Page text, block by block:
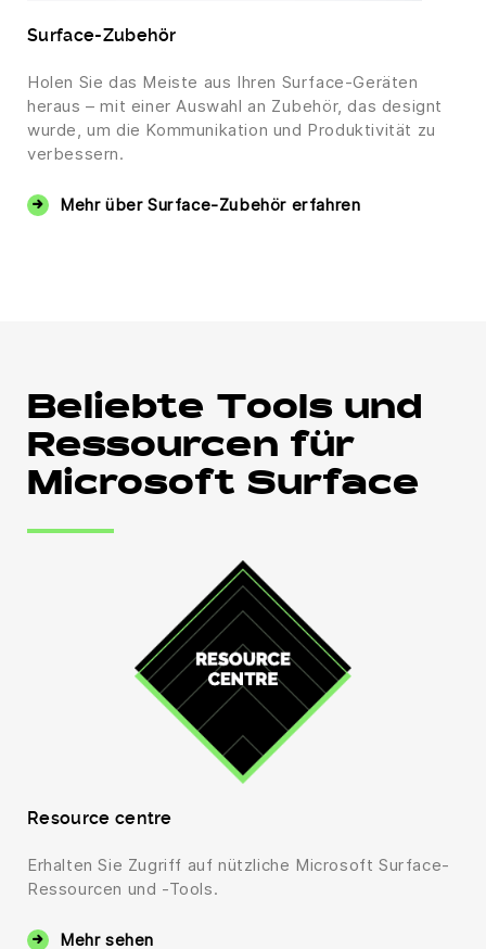
Surface-Zubehör
Holen Sie das Meiste aus Ihren Surface-Geräten
heraus – mit einer Auswahl an Zubehör, das designt
wurde, um die Kommunikation und Produktivität zu
verbessern.
Mehr über Surface-Zubehör erfahren
Beliebte Tools und
Ressourcen für
Microsoft Surface
Resource centre
Erhalten Sie Zugriff auf nützliche Microsoft Surface-
Ressourcen und -Tools.
Mehr sehen